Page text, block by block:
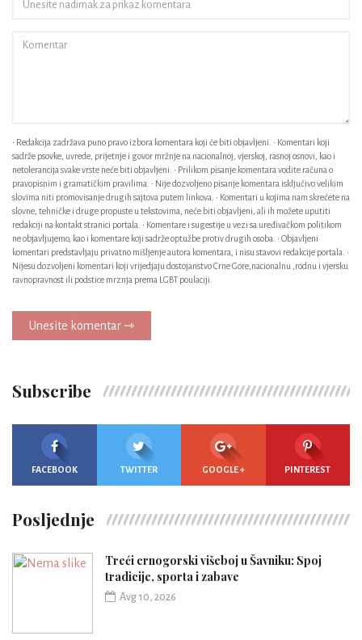
• Redakcija zadržava puno pravo izbora komentara koji će biti objavljeni. • Komentari koji
sadrže psovke, uvrede, prijetnje i govor mržnje na nacionalnoj, vjerskoj, rasnoj osnovi, kao i
netolerancija svake vrste neće biti objavljeni. • Prilikom pisanje komentara vodite računa o
pravopisnim i gramatičkim pravilima. • Nije dozvoljeno pisanje komentara isključivo velikim
slovima niti promovisanje drugih sajtova putem linkova. • Komentari u kojima nam skrećete na
slovne, tehničke i druge propuste u tekstovima, neće biti objavljeni, ali ih možete uputiti
redakciji na kontakt stranici portala. • Komentare i sugestije u vezi sa uređivačkom politikom
ne objavljujemo, kao i komentare koji sadrže optužbe protiv drugih osoba. • Objavljeni
komentari predstavljaju privatno mišljenje autora komentara, i nisu stavovi redakcije portala. •
Nijesu dozvoljeni komentari koji vrijedjaju dostojanstvo Crne Gore,nacionalnu ,rodnu i vjersku
ravnopravnost ili podstice mrznja prema LGBT poulaciji.
Unesite komentar ⇾
Subscribe
FACEBOOK TWITTER GOOGLE + PINTEREST
Posljednje
Treći crnogorski višeboj u Šavniku: Spoj
tradicije, sporta i zabave
Avg 10, 2026